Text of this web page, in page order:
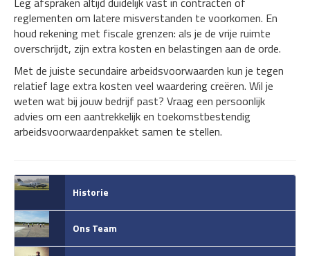
reglementen om latere misverstanden te voorkomen. En
houd rekening met fiscale grenzen: als je de vrije ruimte
overschrijdt, zijn extra kosten en belastingen aan de orde.
Met de juiste secundaire arbeidsvoorwaarden kun je tegen
relatief lage extra kosten veel waardering creëren. Wil je
weten wat bij jouw bedrijf past? Vraag een persoonlijk
advies om een aantrekkelijk en toekomstbestendig
arbeidsvoorwaardenpakket samen te stellen.
Historie
Ons Team